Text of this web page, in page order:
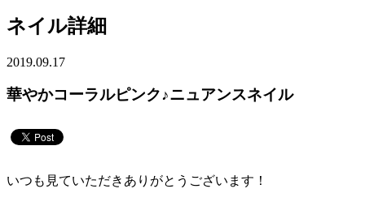
ネイル詳細
2019.09.17
華やかコーラルピンク♪ニュアンスネイル
いつも見ていただきありがとうございます！